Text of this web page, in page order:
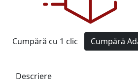
Cumpără cu 1 clic Cumpără
Descriere